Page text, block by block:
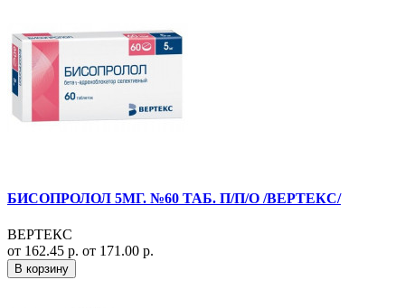
БИСОПРОЛОЛ 5МГ. №60 ТАБ. П/П/О /ВЕРТЕКС/
ВЕРТЕКС
от 162.45 р. от 171.00 р.
В корзину